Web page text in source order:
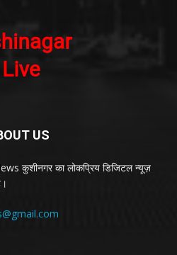
US
कुशीनगर का लोकप्रिय डिजिटल न्यूज़